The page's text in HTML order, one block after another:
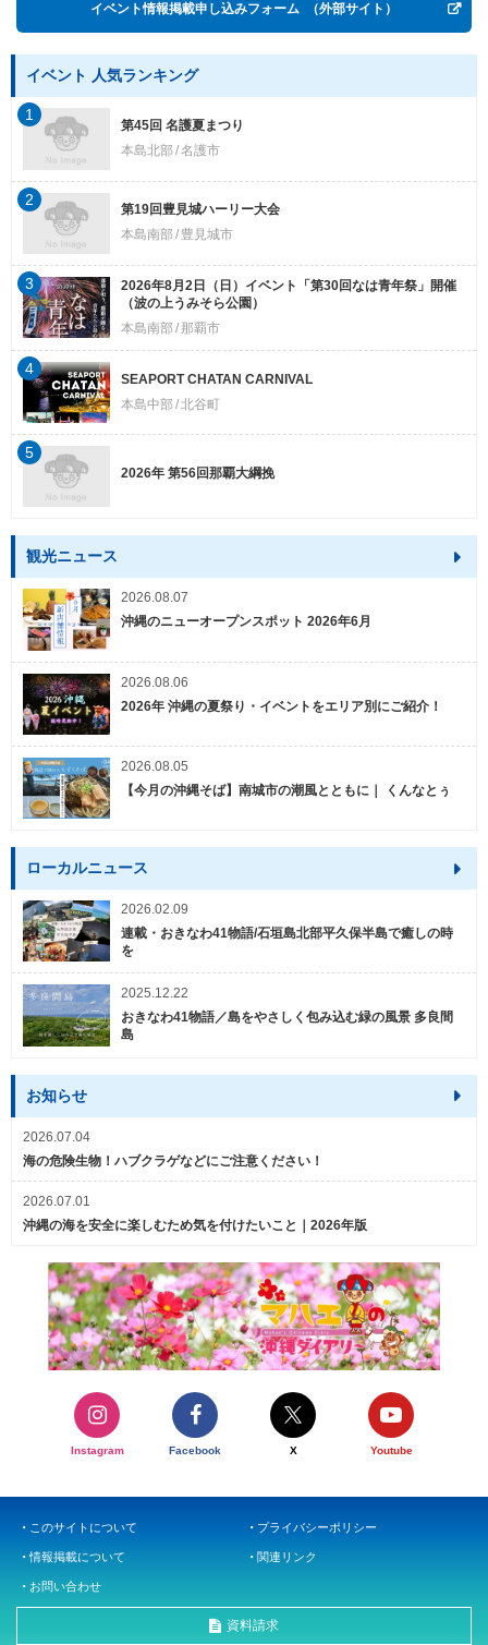
イベント情報掲載申し込みフォーム （外部サイト）
イベント 人気ランキング
第45回 名護夏まつり
本島北部 名護市
1
第19回豊見城ハーリー大会
本島南部
豊見城市
2
2026年8月2日（日）イベント「第30回なは青年祭」開催
（波の上うみそら公園）
本島南部
那覇市
3
SEAPORT CHATAN CARNIVAL
本島中部 北谷町
4
2026年 第56回那覇大綱挽
5
観光ニュース
2026.08.07
沖縄のニューオープンスポット 2026年6月
2026.08.06
2026年 沖縄の夏祭り・イベントをエリア別にご紹介！
2026.08.05
【今月の沖縄そば】南城市の潮風とともに｜ くんなとぅ
ローカルニュース
2026.02.09
連載・おきなわ41物語/石垣島北部平久保半島で癒しの時
を
2025.12.22
おきなわ41物語／島をやさしく包み込む緑の風景 多良間
島
お知らせ
2026.07.04
海の危険生物！ハブクラゲなどにご注意ください！
2026.07.01
沖縄の海を安全に楽しむため気を付けたいこと｜2026年版
Instagram Facebook X Youtube
このサイトについて プライバシーポリシー
情報掲載について 関連リンク
お問い合わせ
資料請求